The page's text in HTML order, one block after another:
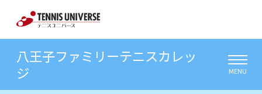
八王子ファミリーテニスカレッ
ジ
MENU